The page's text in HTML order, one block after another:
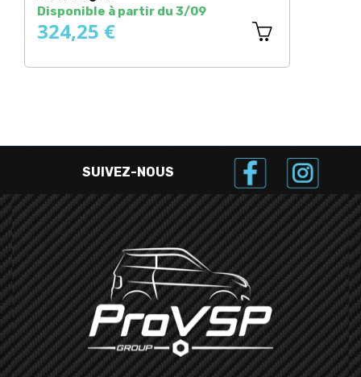
Disponible à partir du 3/09
324,25 €
SUIVEZ-NOUS